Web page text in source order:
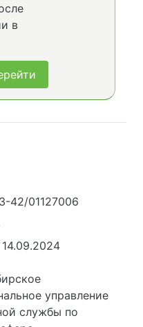
в
42/01127006
управление
службы по